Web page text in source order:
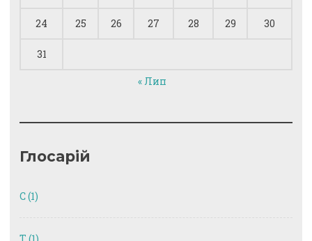
24 25 26 27 28 29 30
31
« Лип
Глосарій
C(1)